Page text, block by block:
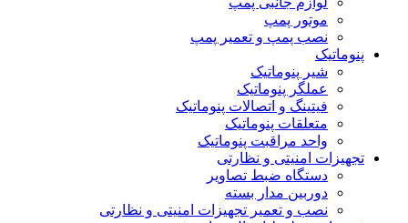
موتور پمپ
نصب پمپ و تعمیر پمپ
پنوماتیک
شیر پنوماتیک
عملگر پنوماتیک
فیتینگ و اتصالات پنوماتیک
متعلقات پنوماتیک
واحد مراقبت پنوماتیک
تجهیزات امنیتی و نظارتی
دستگاه ضبط تصاویر
دوربین مدار بسته
نصب و تعمیر تجهیزات امنیتی و نظارتی